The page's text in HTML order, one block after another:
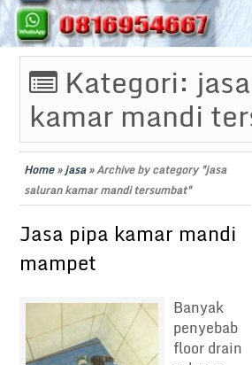
Kategori:
kamar mandi
Home»jasa»Archive by category "jasa
saluran kamar mandi tersumbat"
Jasa pipa kamar mandi
mampet
Banyak
penyebab
floor drain